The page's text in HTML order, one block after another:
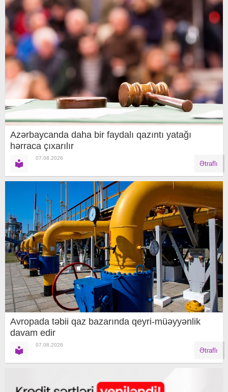
Azərbaycanda daha bir faydalı qazıntı yatağı
hərraca çıxarılır
07.08.2026
Ətraflı
Avropada təbii qaz bazarında qeyri-müəyyənlik
davam edir
07.08.2026
Ətraflı